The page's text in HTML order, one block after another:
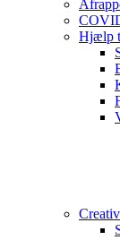
Hjælp